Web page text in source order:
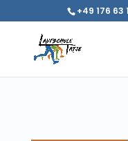
+49 176 63